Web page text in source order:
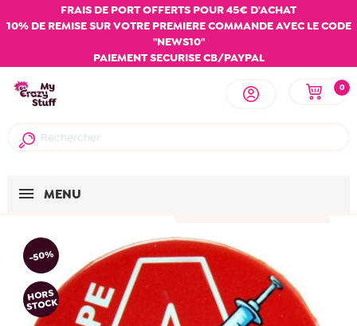
FRAIS DE PORT OFFERTS POUR 45€ D'ACHAT
10% DE REMISE SUR VOTRE PREMIERE COMMANDE AVEC LE CODE
"NEWS10"
PAIEMENT SECURISE CB/PAYPAL
0
MENU
-50%
HORS
STOCK